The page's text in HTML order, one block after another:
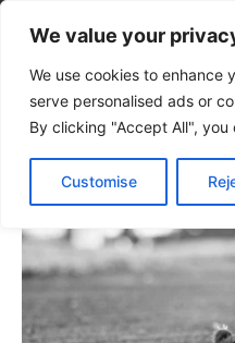
We value your
We use cookies to enhance
serve personalised ads or
By clicking "Accept All",
Customise
Tags παράδοση παιδιών στους
Tag:
γονείς